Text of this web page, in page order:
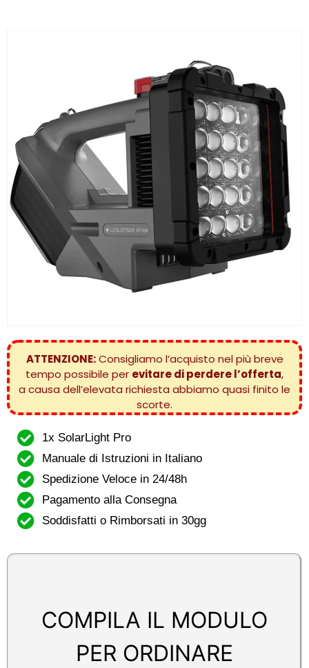
ATTENZIONE:Consigliamo l’acquisto nel più breve
tempo possibile per evitare di perdere l’offerta,
a causa dell’elevata richiesta abbiamo quasi finito le
scorte.
1x SolarLight Pro
Manuale di Istruzioni in Italiano
Spedizione Veloce in 24/48h
Pagamento alla Consegna
Soddisfatti o Rimborsati in 30gg
COMPILA IL MODULO
PER ORDINARE